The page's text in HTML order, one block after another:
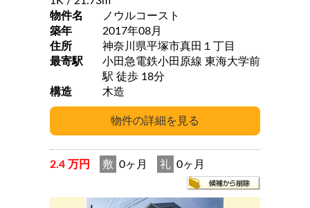
物件名
ノウルコースト
築年
2017年08月
住所
神奈川県平塚市真田１丁目
最寄駅
小田急電鉄小田原線 東海大学前
駅 徒歩 18分
構造
木造
2.4 万円 敷 0ヶ月 礼 0ヶ月